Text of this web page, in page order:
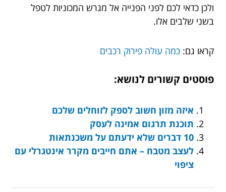
ולכן כדאי לכם לפני הפנייה אל מגרש המכוניות לטפל
בשני שלבים אלו.
קראו גם: כמה עולה פירוק רכבים
פוסטים קשורים לנושא:
איזה מזון חשוב לספק לזוחלים שלכם
תוכנת תרגום אמינה לעסק
10 דברים שלא ידעתם על משכנתאות
לעצב מטבח – אתם חייבים מקרר אינטגרלי עם
ציפוי